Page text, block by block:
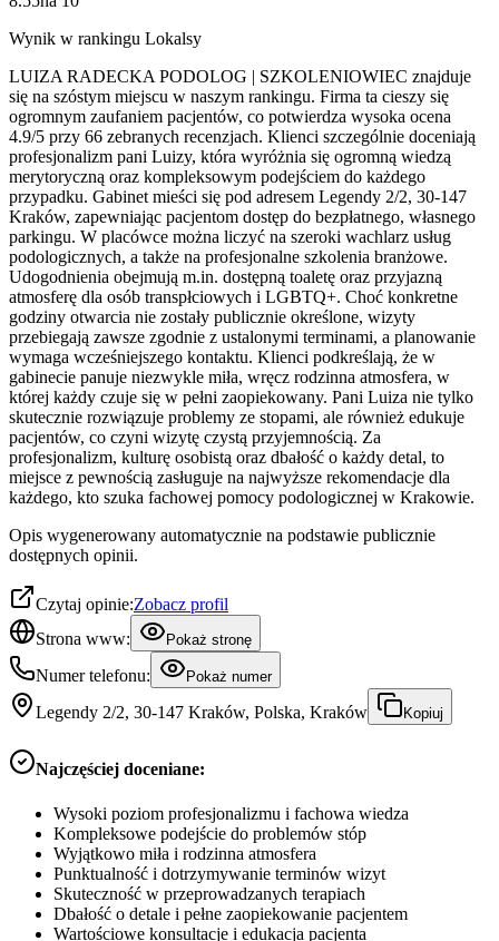
Wynik w rankingu Lokalsy
LUIZA RADECKA PODOLOG | SZKOLENIOWIEC znajduje
się na szóstym miejscu w naszym rankingu. Firma ta cieszy się
ogromnym zaufaniem pacjentów, co potwierdza wysoka ocena
4.9/5 przy 66 zebranych recenzjach. Klienci szczególnie doceniają
profesjonalizm pani Luizy, która wyróżnia się ogromną wiedzą
merytoryczną oraz kompleksowym podejściem do każdego
przypadku. Gabinet mieści się pod adresem Legendy 2/2, 30-147
Kraków, zapewniając pacjentom dostęp do bezpłatnego, własnego
parkingu. W placówce można liczyć na szeroki wachlarz usług
podologicznych, a także na profesjonalne szkolenia branżowe.
Udogodnienia obejmują m.in. dostępną toaletę oraz przyjazną
atmosferę dla osób transpłciowych i LGBTQ+. Choć konkretne
godziny otwarcia nie zostały publicznie określone, wizyty
przebiegają zawsze zgodnie z ustalonymi terminami, a planowanie
wymaga wcześniejszego kontaktu. Klienci podkreślają, że w
gabinecie panuje niezwykle miła, wręcz rodzinna atmosfera, w
której każdy czuje się w pełni zaopiekowany. Pani Luiza nie tylko
skutecznie rozwiązuje problemy ze stopami, ale również edukuje
pacjentów, co czyni wizytę czystą przyjemnością. Za
profesjonalizm, kulturę osobistą oraz dbałość o każdy detal, to
miejsce z pewnością zasługuje na najwyższe rekomendacje dla
każdego, kto szuka fachowej pomocy podologicznej w Krakowie.
Opis wygenerowany automatycznie na podstawie publicznie
dostępnych opinii.
Czytaj opinie:Zobacz profil
Strona www:
Pokaż stronę
Numer telefonu: Pokaż numer
Legendy 2/2, 30-147 Kraków, Polska, Kraków Kopiuj
Najczęściej doceniane:
Wysoki poziom profesjonalizmu i fachowa wiedza
Kompleksowe podejście do problemów stóp
Wyjątkowo miła i rodzinna atmosfera
Punktualność i dotrzymywanie terminów wizyt
Skuteczność w przeprowadzanych terapiach
Dbałość o detale i pełne zaopiekowanie pacjentem
Wartościowe konsultacje i edukacja pacjenta